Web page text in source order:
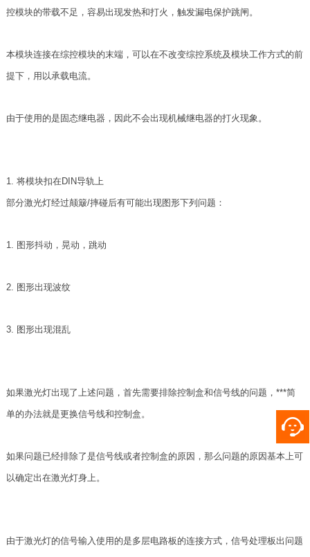
控模块的带载不足，容易出现发热和打火，触发漏电保护跳闸。
本模块连接在综控模块的末端，可以在不改变综控系统及模块工作方式的前
提下，用以承载电流。
由于使用的是固态继电器，因此不会出现机械继电器的打火现象。
1. 将模块扣在DIN导轨上
部分激光灯经过颠簸/摔碰后有可能出现图形下列问题：
1. 图形抖动，晃动，跳动
2. 图形出现波纹
3. 图形出现混乱
如果激光灯出现了上述问题，首先需要排除控制盒和信号线的问题，***简
单的办法就是更换信号线和控制盒。
如果问题已经排除了是信号线或者控制盒的原因，那么问题的原因基本上可
以确定出在激光灯身上。
由于激光灯的信号输入使用的是多层电路板的连接方式，信号处理板出问题